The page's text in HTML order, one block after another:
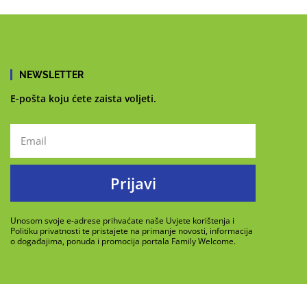
NEWSLETTER
E-pošta koju ćete zaista voljeti.
Prijavi
Unosom svoje e-adrese prihvaćate naše Uvjete korištenja i
Politiku privatnosti te pristajete na primanje novosti, informacija
o događajima, ponuda i promocija portala Family Welcome.